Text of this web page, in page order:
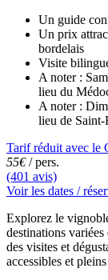
Un guide
Un prix
bordelais
Visite
A noter :
lieu du
A noter :
lieu de
Tarif réduit avec le
55€/ pers.
(401 avis)
Voir les dates /
Explorez le
destinations
des visites et
accessibles et